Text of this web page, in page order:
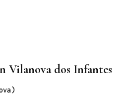
Vilanova dos Infantes